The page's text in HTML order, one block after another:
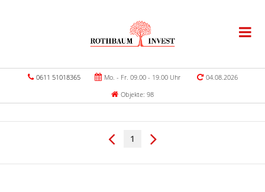
0611 51018365 Mo. - Fr. 09.00 - 19.00 Uhr
04.08.2026
Objekte: 98
1